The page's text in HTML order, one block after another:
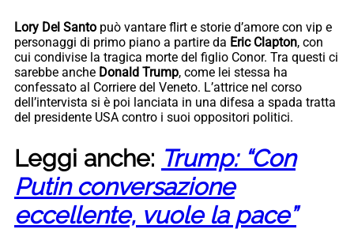
Lory Del Santo può vantare flirt e storie d’amore con vip e
personaggi di primo piano a partire da Eric Clapton, con
cui condivise la tragica morte del figlio Conor. Tra questi ci
sarebbe anche Donald Trump, come lei stessa ha
confessato al Corriere del Veneto. L’attrice nel corso
dell’intervista si è poi lanciata in una difesa a spada tratta
del presidente USA contro i suoi oppositori politici.
Leggi anche: Trump: “Con
Putin conversazione
eccellente, vuole la pace”